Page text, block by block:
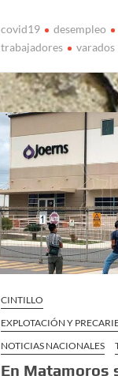
covid19 desempleo
trabajadores
varados
CINTILLO
EXPLOTACIÓN Y
NOTICIAS NACIONALES
En Matamoros